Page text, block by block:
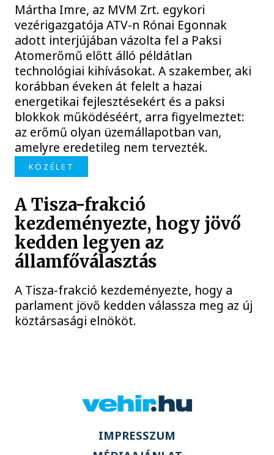
Mártha Imre, az MVM Zrt. egykori
vezérigazgatója ATV-n Rónai Egonnak
adott interjújában vázolta fel a Paksi
Atomerőmű előtt álló példátlan
technológiai kihívásokat. A szakember, aki
korábban éveken át felelt a hazai
energetikai fejlesztésekért és a paksi
blokkok működéséért, arra figyelmeztet:
az erőmű olyan üzemállapotban van,
amelyre eredetileg nem tervezték.
KÖZÉLET
A Tisza-frakció
kezdeményezte, hogy jövő
kedden legyen az
államfőválasztás
A Tisza-frakció kezdeményezte, hogy a
parlament jövő kedden válassza meg az új
köztársasági elnököt.
IMPRESSZUM